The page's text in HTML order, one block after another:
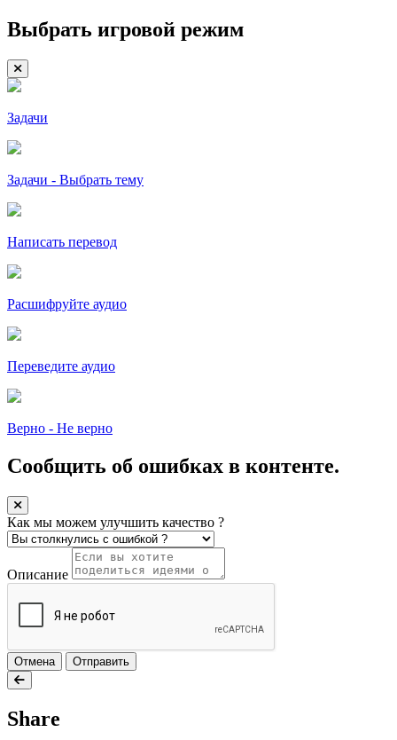
Выбрать игровой режим
Задачи
Задачи - Выбрать тему
Написать перевод
Расшифруйте аудио
Переведите аудио
Верно - Не верно
Сообщить об ошибках в контенте.
Как мы можем улучшить качество ?
Описание
Отмена Отправить
Share